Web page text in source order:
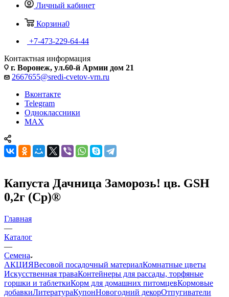
Личный кабинет
Корзина0
+7-473-229-64-44
Контактная информация
г. Воронеж, ул.60-й Армии дом 21
2667655@sredi-cvetov-vrn.ru
Вконтакте
Telegram
Одноклассники
MAX
Капуста Дачница Заморозь! цв. GSH
0,2г (Ср)®
Главная
—
Каталог
—
Семена
АКЦИЯВесовой посадочный материалКомнатные цветы
Искусственная траваКонтейнеры для рассады, торфяные
горшки и таблеткиКорм для домашних питомцевКормовые
добавкиЛитератураКупонНовогодний декорОтпугиватели